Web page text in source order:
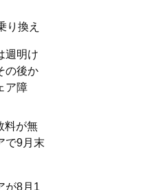
り換え
週明け
の後か
ア障
料が無
で9月末
が8月1